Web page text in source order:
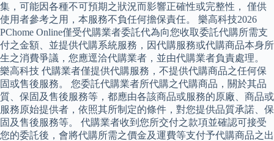
集，可能因各種不可預期之狀況而影響正確性或完整性， 僅供
使用者參考之用，本服務不負任何擔保責任。 樂高科技2026
PChome Online僅受代購業者委託代為向您收取委託代購所需支
付之金額、並提供代購系統服務，因代購服務或代購商品本身所
生之消費爭議，您應逕洽代購業者，並由代購業者負責處理。
樂高科技 代購業者僅提供代購服務，不提供代購商品之任何保
固或售後服務。 您委託代購業者所代購之代購商品，關於其品
質、保固及售後服務等，都應由各該商品或服務的原廠、商品或
服務原始提供者，依照其所制定的條件，對您提供品質承諾、保
固及售後服務等。 代購業者收到您所交付之款項並確認可接受
您的委託後，會將代購所需之價金及運費等支付予代購商品之出